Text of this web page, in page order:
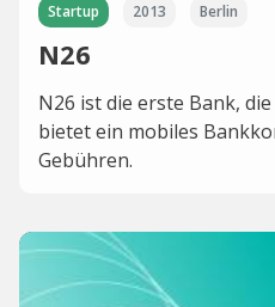
Startup 2013 Berlin
N26
N26 ist die erste Bank,
bietet ein mobiles
Gebühren.